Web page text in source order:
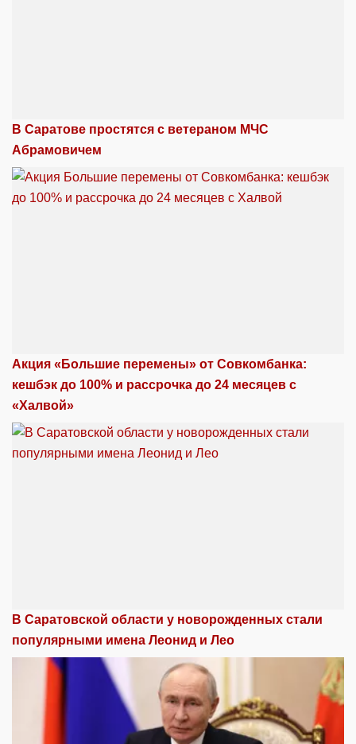
В Саратове простятся с ветераном МЧС
Абрамовичем
Акция «Большие перемены» от Совкомбанка:
кешбэк до 100% и рассрочка до 24 месяцев с
«Халвой»
В Саратовской области у новорожденных стали
популярными имена Леонид и Лео